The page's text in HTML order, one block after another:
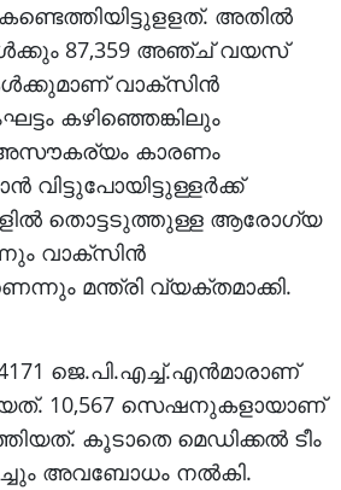
അതില്‍
87,359 അഞ്ച് വയസ്
വാക്‌സിന്‍
കഴിഞ്ഞെങ്കിലും
കാരണം
വിട്ടുപോയിട്ടുള്ളര്‍ക്ക്
തൊട്ടടുത്തുള്ള ആരോഗ്യ
വാക്‌സിന്‍
മന്ത്രി വ്യക്തമാക്കി.
4171 ജെ.പി.എച്ച്.എന്‍മാരാണ്
10,567 സെഷനുകളായാണ്
കൂടാതെ മെഡിക്കല്‍ ടീം
അവബോധം നല്‍കി.